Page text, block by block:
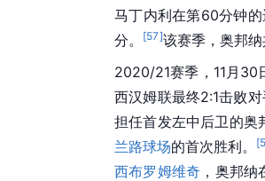
马丁内利在第60分钟
分。
[57]该赛季，奥邦
2020/21赛季，11月30
西汉姆联最终2:1击败
担任首发左中后卫的
兰路球场的首次胜利。 [
西布罗姆维奇 ，奥邦